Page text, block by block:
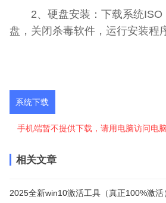
2、硬盘安装：下载系统ISO
盘，关闭杀毒软件，运行安装程
系统下载
手机端暂不提供下载，请用电脑访问电
相关文章
2025全新win10激活工具（真正100%激活